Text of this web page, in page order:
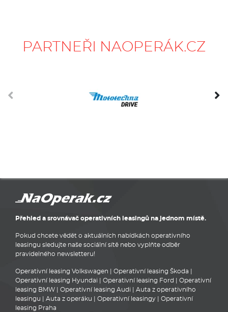
PARTNEŘI NAOPERÁK.CZ
Přehled a srovnávač operativních leasingů na jednom místě.
Pokud chcete vědět o aktuálních nabídkách operativního
leasingu sledujte naše sociální sítě nebo vyplňte odběr
pravidelného newsletteru!
Operativní leasing Volkswagen Operativní leasing Škoda
Operativní leasing Hyundai
Operativní leasing Ford
Operativní
leasing BMW
Operativní leasing Audi
Auta z operativního
leasingu
Auta z operáku Operativní leasingy
Operativní
leasing Praha